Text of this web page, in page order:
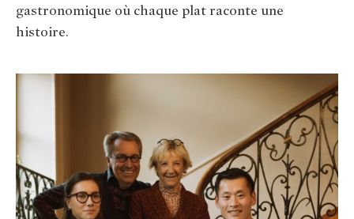
gastronomique où chaque plat raconte une
histoire.